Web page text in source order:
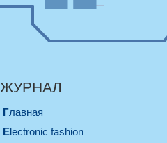
ЖУРНАЛ
Главная
electronic fashion